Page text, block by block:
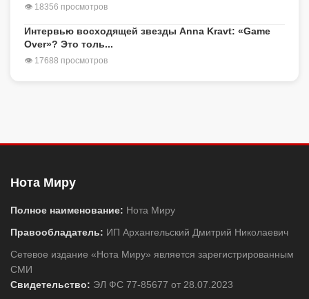
👁 18356 просмотров
Интервью восходящей звезды Anna Kravt: «Game
Over»? Это толь...
👁 17688 просмотров
Нота Миру
Полное наименование: Нота Миру
Правообладатель: ИП Архангельский Дмитрий Николаевич
Сетевое издание «Нота Миру» является зарегистрированным
СМИ
Свидетельство: ЭЛ ФС 77-85677 от 28.07.2023